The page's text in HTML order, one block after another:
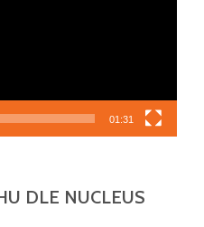
01:31
DLE NUCLEUS